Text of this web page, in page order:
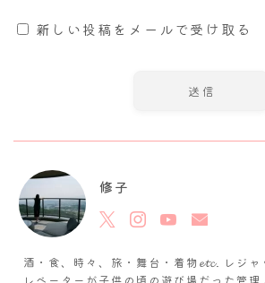
新しい投稿をメールで受け取る
修子
酒・食、時々、旅・舞台・着物𝓮𝓽𝓬. レジ